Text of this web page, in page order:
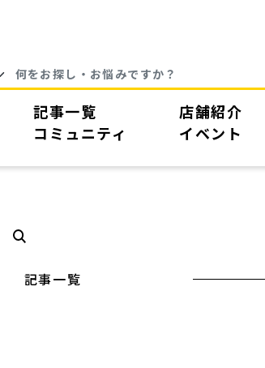
記事一覧 店舗紹介
コミュニティ イベント
記事一覧